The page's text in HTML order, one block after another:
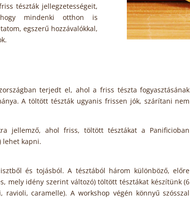
tészták jellegzetességeit,
mindenki otthon is
egszerű hozzávalókkal,
terjedt el, ahol a friss tészta fogyasztásának
A töltött tészták ugyanis frissen jók, szárítani nem
jellemző, ahol friss, töltött tésztákat a Panificioban
lehet kapni.
és tojásból. A tésztából három különböző, előre
mely idény szerint változó) töltött tésztákat készítünk (6
caramelle). A workshop végén könnyű szósszal